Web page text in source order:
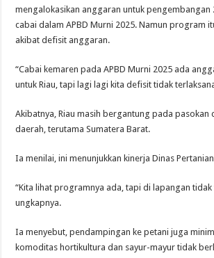
mengalokasikan anggaran untuk pengembangan
cabai dalam APBD Murni 2025. Namun program
akibat defisit anggaran.
“Cabai kemaren pada APBD Murni 2025 ada
untuk Riau, tapi lagi lagi kita defisit tidak
Akibatnya, Riau masih bergantung pada pasokan
daerah, terutama Sumatera Barat.
Ia menilai, ini menunjukkan kinerja Dinas
“Kita lihat programnya ada, tapi di lapangan tidak
ungkapnya.
Ia menyebut, pendampingan ke petani juga
komoditas hortikultura dan sayur-mayur tidak